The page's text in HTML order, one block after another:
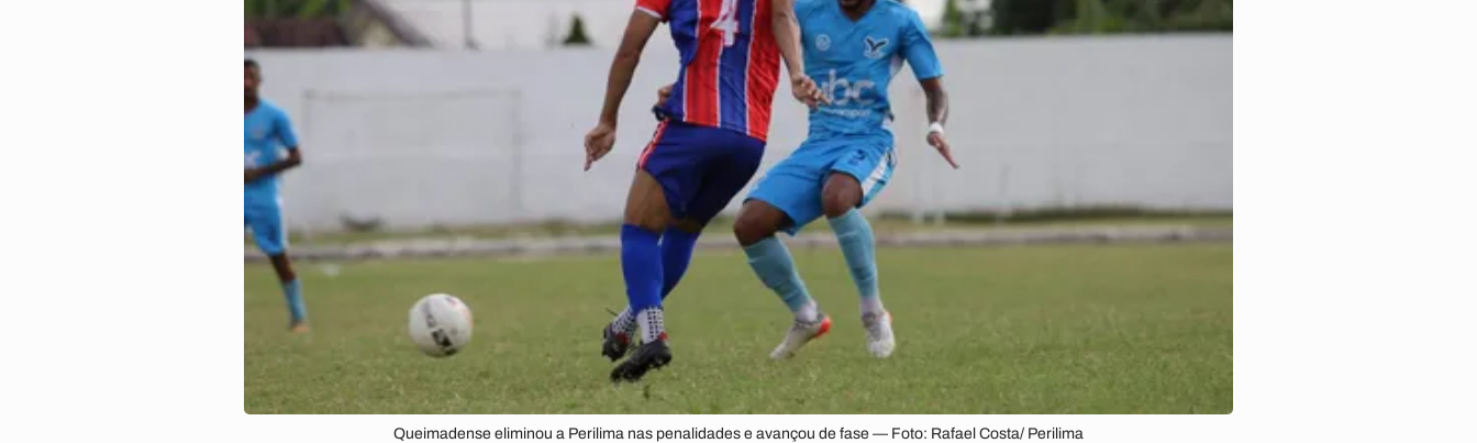
Queimadense eliminou a Perilima nas penalidades e avançou de fase — Foto: Rafael Costa/ Perilima